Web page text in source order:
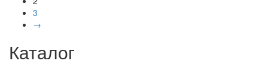
3
→
Каталог